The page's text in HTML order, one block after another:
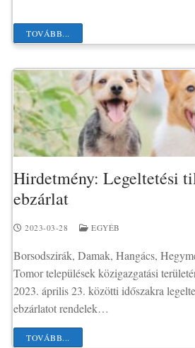
TOVÁBB...
Hirdetmény: Legeltetési
ebzárlat
2023-03-28 EGYÉB
Borsodszirák, Damak, Hangács,
Tomor települések közigazgatási
2023. április 23. közötti időszakra
ebzárlatot rendelek…
TOVÁBB...